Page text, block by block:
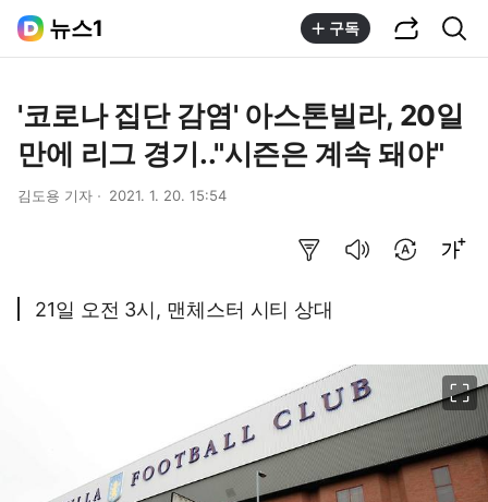
뉴스1 구독
'코로나 집단 감염' 아스톤빌라, 20일
만에 리그 경기.."시즌은 계속 돼야"
김도용 기자 2021. 1. 20. 15:54
21일 오전 3시, 맨체스터 시티 상대